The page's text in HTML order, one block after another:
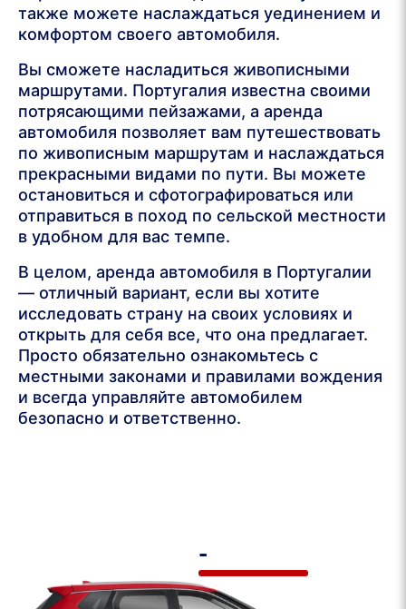
также можете наслаждаться уединением и
комфортом своего автомобиля.
Вы сможете насладиться живописными
маршрутами. Португалия известна своими
потрясающими пейзажами, а аренда
автомобиля позволяет вам путешествовать
по живописным маршрутам и наслаждаться
прекрасными видами по пути. Вы можете
остановиться и сфотографироваться или
отправиться в поход по сельской местности
в удобном для вас темпе.
В целом, аренда автомобиля в Португалии
— отличный вариант, если вы хотите
исследовать страну на своих условиях и
открыть для себя все, что она предлагает.
Просто обязательно ознакомьтесь с
местными законами и правилами вождения
и всегда управляйте автомобилем
безопасно и ответственно.
-